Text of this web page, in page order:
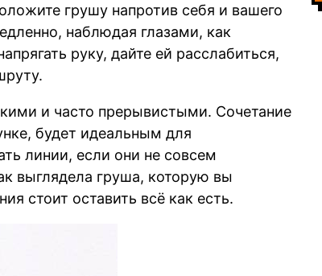
грушу напротив себя и вашего
наблюдая глазами, как
руку, дайте ей расслабиться,
и часто прерывистыми. Сочетание
будет идеальным для
линии, если они не совсем
выглядела груша, которую вы
стоит оставить всё как есть.